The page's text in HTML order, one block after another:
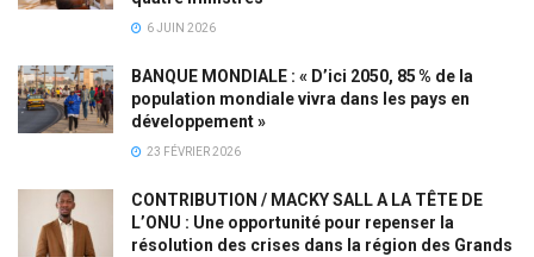
6 JUIN 2026
BANQUE MONDIALE : « D’ici 2050, 85 % de la
population mondiale vivra dans les pays en
développement »
23 FÉVRIER 2026
CONTRIBUTION / MACKY SALL A LA TÊTE DE
L’ONU : Une opportunité pour repenser la
résolution des crises dans la région des Grands